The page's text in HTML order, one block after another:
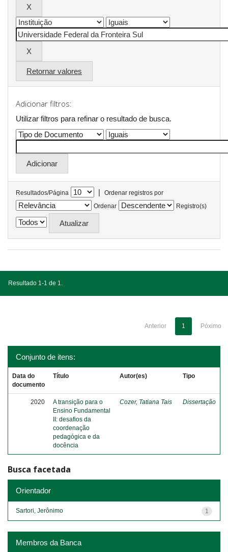
Retornar valores
Adicionar filtros:
Utilizar filtros para refinar o resultado de busca.
Resultados/Página |
Ordenar registros por
Ordenar
Registro(s)
Resultado 1-1 de 1.
Anterior 1 Póximo
Conjunto de itens:
Data do
documento
Título Autor(es) Tipo
2020
A transição para o
Ensino Fundamental
II: desafios da
coordenação
pedagógica e da
docência
Cozer, Tatiana Tais Dissertação
Busca facetada
Orientador
1
Sartori, Jerônimo
Membros da Banca